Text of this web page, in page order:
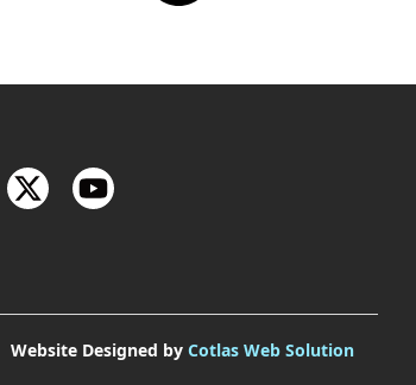
Website Designed by Cotlas Web Solution